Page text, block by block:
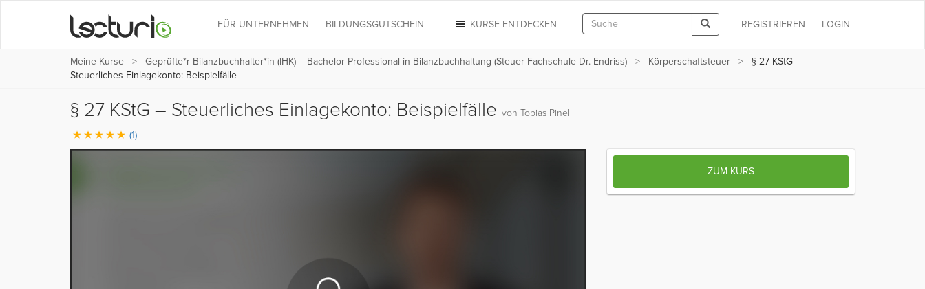
LOGIN
REGISTRIEREN
KURSE ENTDECKEN
FÜR UNTERNEHMEN BILDUNGSGUTSCHEIN
Meine Kurse Geprüfte*r Bilanzbuchhalter*in (IHK) – Bachelor Professional in Bilanzbuchhaltung (Steuer-Fachschule Dr. Endriss) Körperschaftsteuer
§ 27 KStG –
Steuerliches Einlagekonto: Beispielfälle
§ 27 KStG – Steuerliches Einlagekonto: Beispielfälle von Tobias Pinell
(1)
ZUM KURS